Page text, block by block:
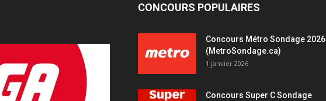
CONCOURS POPULAIRES
Concours Métro Sondage 2026
(MetroSondage.ca)
1 janvier 2026
Concours Super C Sondage